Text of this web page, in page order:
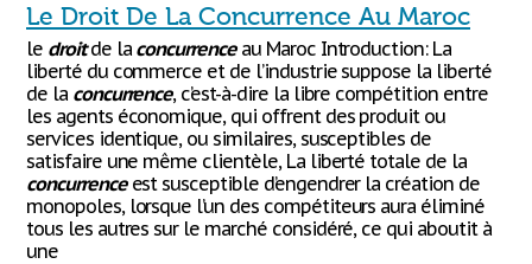
Le Droit De La Concurrence Au Maroc
le droitde la concurrenceau Maroc Introduction: La
liberté du commerce et de l’industrie suppose la liberté
de la concurrence, c’est-à-dire la libre compétition entre
les agents économique, qui offrent des produit ou
services identique, ou similaires, susceptibles de
satisfaire une même clientèle, La liberté totale de la
concurrenceest susceptible d’engendrer la création de
monopoles, lorsque l’un des compétiteurs aura éliminé
tous les autres sur le marché considéré, ce qui aboutit à
une